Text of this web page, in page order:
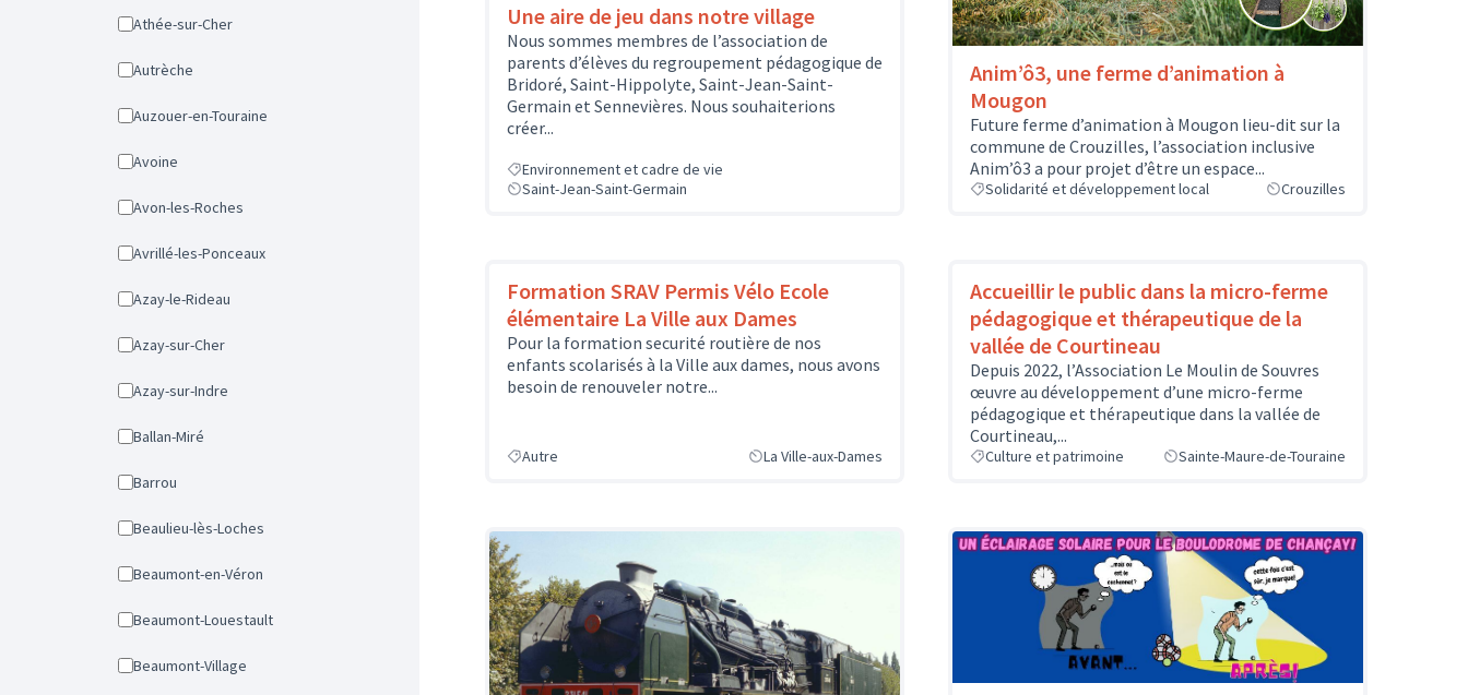
Athée-sur-Cher
Autrèche
Auzouer-en-Touraine
Avoine
Avon-les-Roches
Avrillé-les-Ponceaux
Azay-le-Rideau
Azay-sur-Cher
Azay-sur-Indre
Ballan-Miré
Barrou
Beaulieu-lès-Loches
Beaumont-en-Véron
Beaumont-Louestault
Beaumont-Village
Une aire de jeu dans notre village
Nous sommes membres de l’association de
parents d’élèves du regroupement pédagogique de
Bridoré, Saint-Hippolyte, Saint-Jean-Saint-
Germain et Sennevières. Nous souhaiterions
créer...
Environnement et cadre de vie
Saint-Jean-Saint-Germain
Anim’ô3, une ferme d’animation à
Mougon
Future ferme d’animation à Mougon lieu-dit sur la
commune de Crouzilles, l’association inclusive
Anim’ô3 a pour projet d’être un espace...
Solidarité et développement local Crouzilles
Formation SRAV Permis Vélo Ecole
élémentaire La Ville aux Dames
Pour la formation securité routière de nos
enfants scolarisés à la Ville aux dames, nous avons
besoin de renouveler notre...
Autre La Ville-aux-Dames
Accueillir le public dans la micro-ferme
pédagogique et thérapeutique de la
vallée de Courtineau
Depuis 2022, l’Association Le Moulin de Souvres
œuvre au développement d’une micro-ferme
pédagogique et thérapeutique dans la vallée de
Courtineau,...
Culture et patrimoine Sainte-Maure-de-Touraine